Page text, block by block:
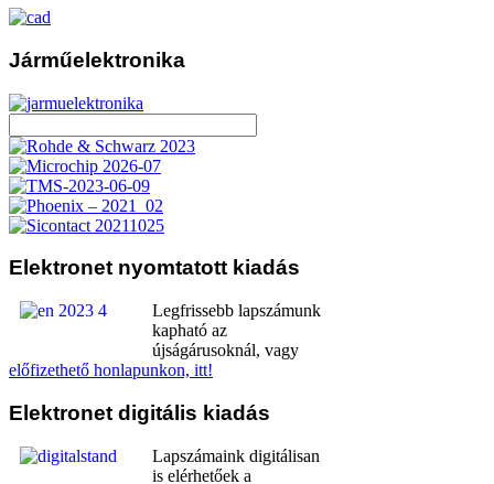
Járműelektronika
Elektronet nyomtatott kiadás
Legfrissebb lapszámunk
kapható az
újságárusoknál, vagy
előfizethető honlapunkon, itt!
Elektronet digitális kiadás
Lapszámaink digitálisan
is elérhetőek a